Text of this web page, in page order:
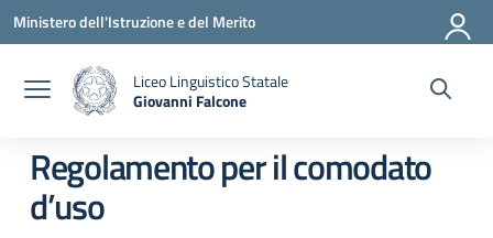
Vai ai contenuti
Vai al menu di navigazione
Vai al footer
Ministero dell'Istruzione e del Merito
Liceo Linguistico Statale
Giovanni Falcone
Regolamento per il comodato
d’uso